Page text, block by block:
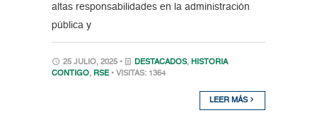
altas responsabilidades en la administración
pública y
25 JULIO, 2025 • DESTACADOS, HISTORIA
CONTIGO, RSE • VISITAS: 1364
LEER MÁS